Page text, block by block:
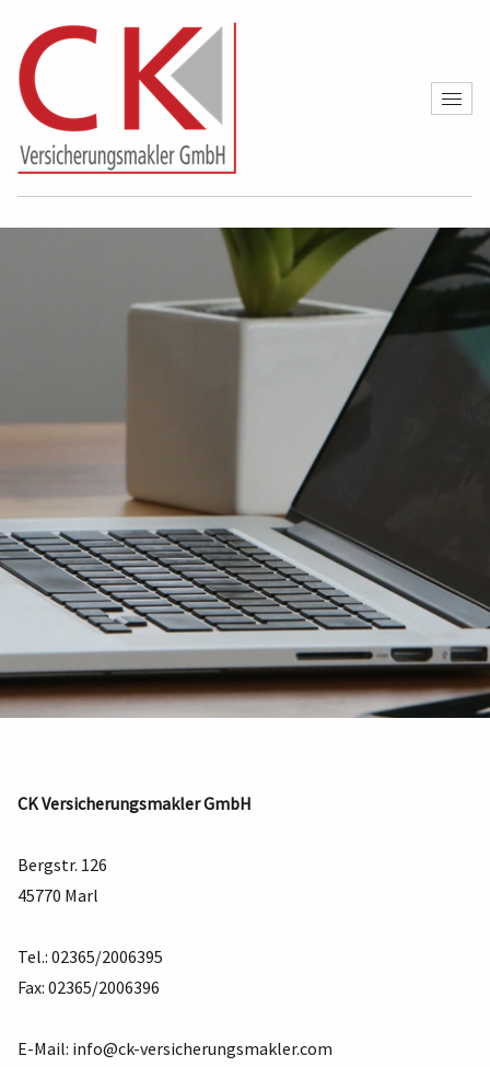
CK Versicherungsmakler GmbH
Bergstr. 126
45770 Marl
Tel.: 02365/2006395
Fax: 02365/2006396
E-Mail: info@ck-versicherungsmakler.com